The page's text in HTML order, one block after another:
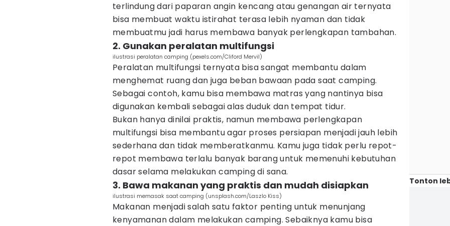
terlindung dari paparan angin kencang atau genangan air ternyata
bisa membuat waktu istirahat terasa lebih nyaman dan tidak
membuatmu jadi harus membawa banyak perlengkapan tambahan.
2. Gunakan peralatan multifungsi
ilustrasi peralatan camping (pexels.com/Cliford Mervil)
Peralatan multifungsi ternyata bisa sangat membantu dalam
menghemat ruang dan juga beban bawaan pada saat camping.
Sebagai contoh, kamu bisa membawa matras yang nantinya bisa
digunakan kembali sebagai alas duduk dan tempat tidur.
Bukan hanya dinilai praktis, namun membawa perlengkapan
multifungsi bisa membantu agar proses persiapan menjadi jauh lebih
sederhana dan tidak memberatkanmu. Kamu juga tidak perlu repot-
repot membawa terlalu banyak barang untuk memenuhi kebutuhan
dasar selama melakukan camping di sana.
3. Bawa makanan yang praktis dan mudah disiapkan
ilustrasi memasak saat camping (unsplash.com/Laszlo Kiss)
Makanan menjadi salah satu faktor penting untuk menunjang
kenyamanan dalam melakukan camping. Sebaiknya kamu bisa
Tonton